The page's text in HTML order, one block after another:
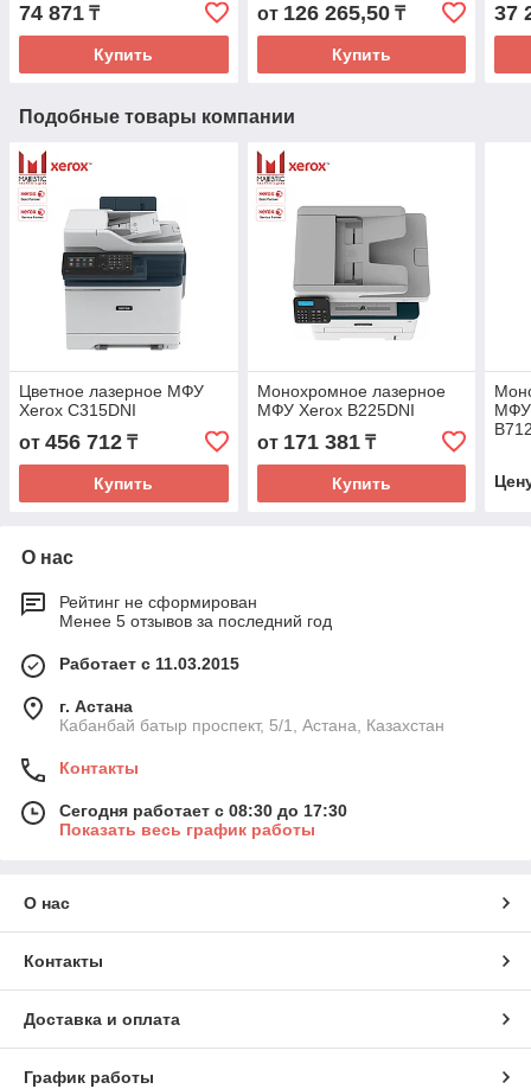
74 871 ₸
Купить
от 126 265,50₸
Купить
37
Подобные товары компании
Цветное лазерное МФУ
Xerox C315DNI
от 456 712 ₸
Купить
Монохромное лазерное
МФУ Xerox B225DNI
от 171 381₸
Купить
МФУ
О нас
Рейтинг не сформирован
Менее 5 отзывов за последний год
Работает с 11.03.2015
г. Астана
Кабанбай батыр проспект, 5/1, Астана, Казахстан
Контакты
Сегодня работает с 08:30 до 17:30
Показать весь график работы
О нас
Контакты
Доставка и оплата
График работы